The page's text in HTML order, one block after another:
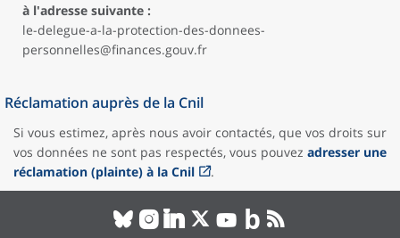
à l'adresse suivante :
le-delegue-a-la-protection-des-donnees-
personnelles@finances.gouv.fr
Réclamation auprès de la Cnil
Si vous estimez, après nous avoir contactés, que vos droits sur
vos données ne sont pas respectés, vous pouvez adresser une
réclamation (plainte) à la Cnil
.